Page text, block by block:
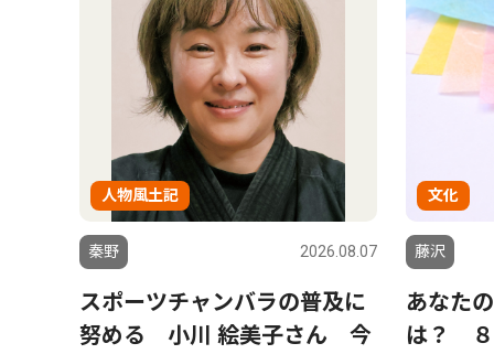
人物風土記
秦野 2026.08.07
スポーツチャンバラの普及に
努める 小川 絵美子さん 今
文化
藤沢
あなた
は？ ８